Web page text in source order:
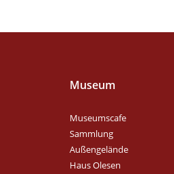
Museum
Museumscafe
Sammlung
Außengelände
Haus Olesen